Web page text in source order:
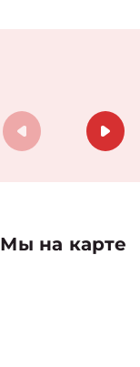
Мы на карте